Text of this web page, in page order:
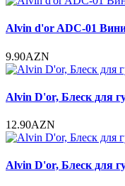
Alvin d'or ADC-01
9.90AZN
Alvin D'or, Блеск для
12.90AZN
Alvin D'or, Блеск для